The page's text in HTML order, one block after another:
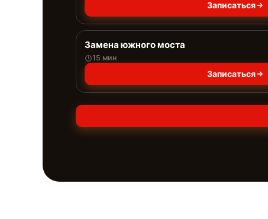
Записаться
Замена южного моста
15 мин
Записаться